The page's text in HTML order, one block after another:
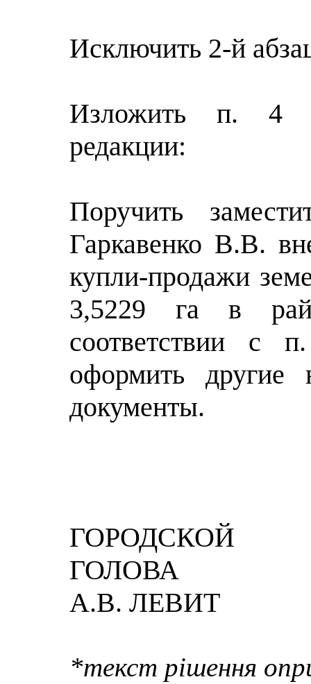
Исключить 2-й
Изложить п. 4
редакции:
Поручить
Гаркавенко В.В.
купли-продажи
3,5229 га в
соответствии с
оформить другие
документы.
ГОРОДСКОЙ
А.В. ЛЕВИТ
*текст рішення